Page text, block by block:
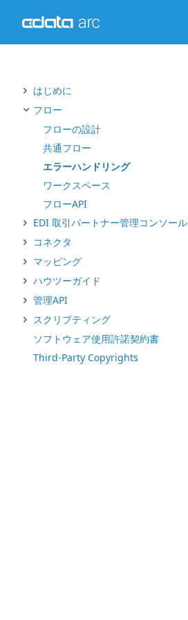
はじめに
フロー
フローの設計
共通フロー
エラーハンドリング
ワークスペース
フローAPI
EDI 取引パートナー管理コンソール
コネクタ
マッピング
ハウツーガイド
管理API
スクリプティング
ソフトウェア使用許諾契約書
Third-Party Copyrights